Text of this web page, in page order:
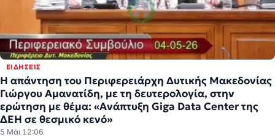
ΕΙΔΉΣΕΙΣ
H απάντηση του Περιφερειάρχη Δυτικής Μακεδονίας
Γιώργου Αμανατίδη, με τη δευτερολογία, στην
ερώτηση με θέμα: «Ανάπτυξη Giga Data Center της
ΔΕΗ σε θεσμικό κενό»
5 Μάι 12:06